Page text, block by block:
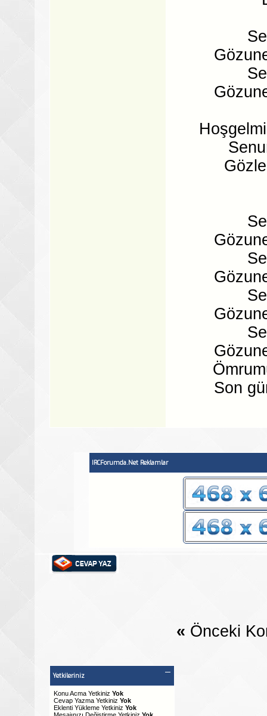
Son
IRCForumda.Net Reklamlar
« Önceki
Yetkileriniz
Konu Acma Yetkiniz Yok
Cevap Yazma Yetkiniz Yok
Eklenti Yükleme Yetkiniz Yok